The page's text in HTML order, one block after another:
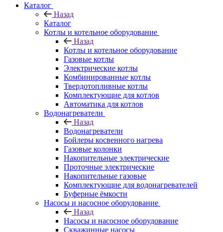
Каталог
Назад
Каталог
Котлы и котельное оборудование
Назад
Котлы и котельное оборудование
Газовые котлы
Электрические котлы
Комбинированные котлы
Твердотопливные котлы
Комплектующие для котлов
Автоматика для котлов
Водонагреватели
Назад
Водонагреватели
Бойлеры косвенного нагрева
Газовые колонки
Накопительные электрические
Проточные электрические
Накопительные газовые
Комплектующие для водонагревателей
Буферные ёмкости
Насосы и насосное оборудование
Назад
Насосы и насосное оборудование
Скважинные насосы